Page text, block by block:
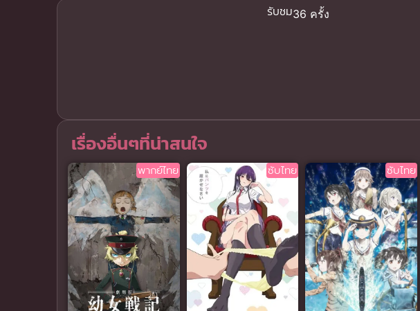
รับชม36 ครั้ง
เรื่องอื่นๆที่น่าสนใจ
พากย์ไทย ซับไทย ซับไทย